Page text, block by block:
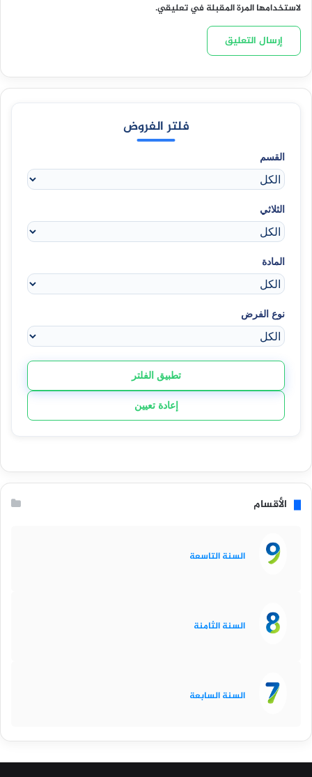
لاستخدامها المرة المقبلة في تعليقي.
فلتر الفروض
القسم
الثلاثي
المادة
نوع الفرض
تطبيق الفلتر
إعادة تعيين
الأقسام
السنة التاسعة
السنة الثامنة
السنة السابعة